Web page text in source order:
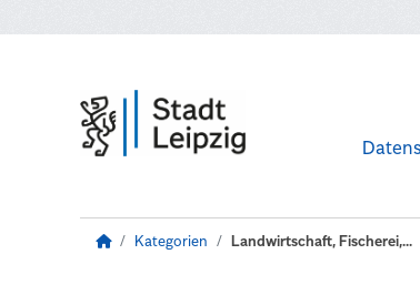
Kategorien Landwirtschaft, Fischerei,...